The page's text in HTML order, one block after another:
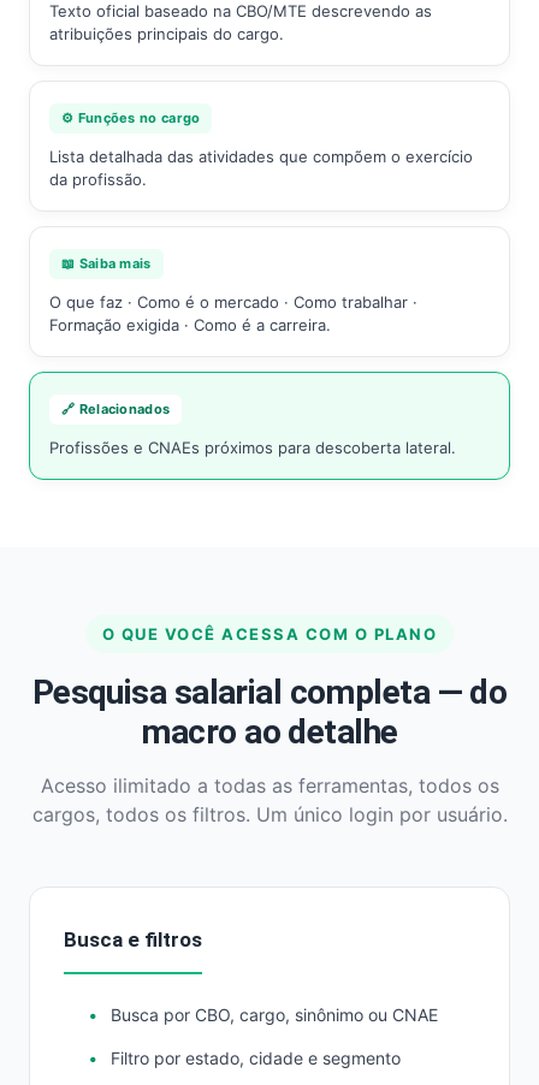
Texto oficial baseado na CBO/MTE descrevendo as
atribuições principais do cargo.
⚙️ Funções no cargo
Lista detalhada das atividades que compõem o exercício
da profissão.
📖 Saiba mais
O que faz · Como é o mercado · Como trabalhar ·
Formação exigida · Como é a carreira.
🔗 Relacionados
Profissões e CNAEs próximos para descoberta lateral.
O QUE VOCÊ ACESSA COM O PLANO
Pesquisa salarial completa — do
macro ao detalhe
Acesso ilimitado a todas as ferramentas, todos os
cargos, todos os filtros. Um único login por usuário.
Busca e filtros
Busca por CBO, cargo, sinônimo ou CNAE
Filtro por estado, cidade e segmento